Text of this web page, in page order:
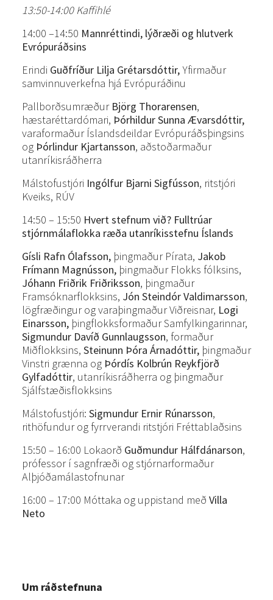
13:50-14:00 Kaffihlé
14:00 –14:50 Mannréttindi, lýðræði og hlutverk
Evrópuráðsins
Erindi Guðfríður Lilja Grétarsdóttir,Yfirmaður
samvinnuverkefna hjá Evrópuráðinu
Pallborðsumræður Björg Thorarensen,
hæstaréttardómari, Þórhildur Sunna Ævarsdóttir,
varaformaður Íslandsdeildar Evrópuráðsþingsins
og Þórlindur Kjartansson, aðstoðarmaður
utanríkisráðherra
Málstofustjóri Ingólfur Bjarni Sigfússon, ritstjóri
Kveiks, RÚV
14:50 – 15:50 Hvert stefnum við? Fulltrúar
stjórnmálaflokka ræða utanríkisstefnu Íslands
Gísli Rafn Ólafsson,þingmaður Pírata, Jakob
Frímann Magnússon,þingmaður Flokks fólksins,
Jóhann Friðrik Friðriksson, þingmaður
Framsóknarflokksins, Jón Steindór Valdimarsson,
lögfræðingur og varaþingmaður Viðreisnar, Logi
Einarsson,þingflokksformaður Samfylkingarinnar,
Sigmundur Davíð Gunnlaugsson, formaður
Miðflokksins, Steinunn Þóra Árnadóttir, þingmaður
Vinstri grænna og Þórdís Kolbrún Reykfjörð
Gylfadóttir, utanríkisráðherra og þingmaður
Sjálfstæðisflokksins
Málstofustjóri: Sigmundur Ernir Rúnarsson,
rithöfundur og fyrrverandi ritstjóri Fréttablaðsins
15:50 – 16:00 Lokaorð Guðmundur Hálfdánarson,
prófessor í sagnfræði og stjórnarformaður
Alþjóðamálastofnunar
16:00 – 17:00 Móttaka og uppistand með Villa
Neto
Um ráðstefnuna